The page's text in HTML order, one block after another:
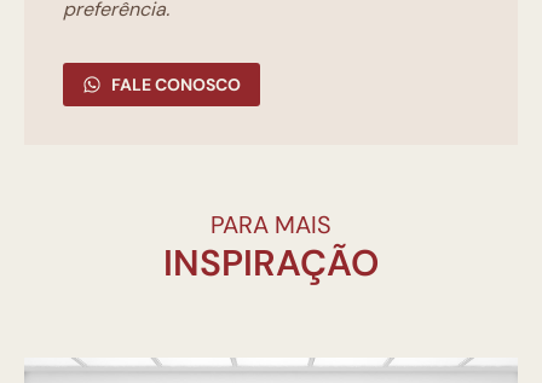
preferência.
FALE CONOSCO
PARA MAIS
INSPIRAÇÃO